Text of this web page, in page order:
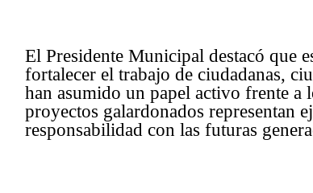
El Presidente Municipal destacó que
fortalecer el trabajo de ciudadanas,
han asumido un papel activo frente a
proyectos galardonados representan
responsabilidad con las futuras